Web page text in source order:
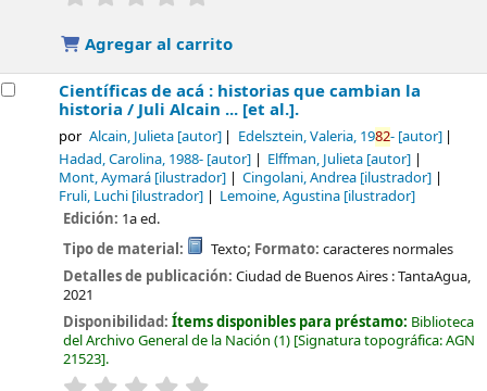
Agregar al carrito
Científicas de acá : historias que cambian la
historia / Juli Alcain ... [et al.].
por Alcain, Julieta[autor] Edelsztein, Valeria, 1982-[autor]
Hadad, Carolina, 1988- [autor] Elffman, Julieta [autor]
Mont, Aymará [ilustrador] Cingolani, Andrea [ilustrador]
Fruli, Luchi [ilustrador] Lemoine, Agustina [ilustrador]
Edición: 1a ed.
Tipo de material:
Texto; Formato: caracteres normales
Detalles de publicación:Ciudad de Buenos Aires :TantaAgua,
2021
Disponibilidad:Ítems disponibles para préstamo: Biblioteca
del Archivo General de la Nación (1) Signatura topográfica:AGN
21523 .
valoración